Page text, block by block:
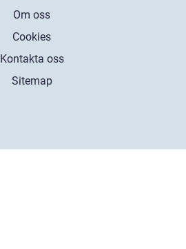
Om oss
Cookies
Kontakta oss
Sitemap